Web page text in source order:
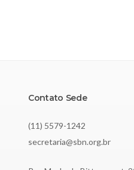
Contato Sede
(11) 5579-1242
secretaria@sbn.org.br